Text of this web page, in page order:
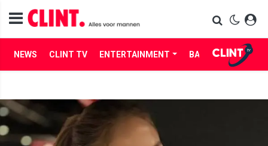
NEWS CLINT TV ENTERTAINMENT BABES LIFE